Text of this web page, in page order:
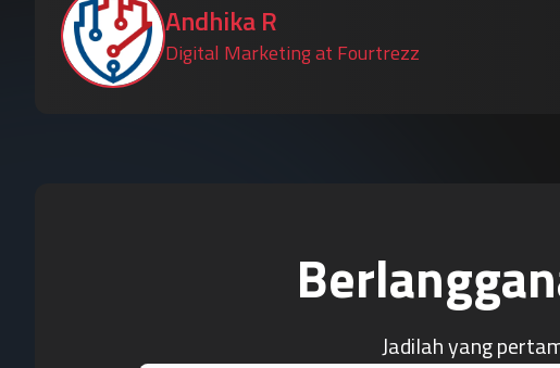
Andhika R
Digital Marketing at Fourtrezz
Jadilah yang